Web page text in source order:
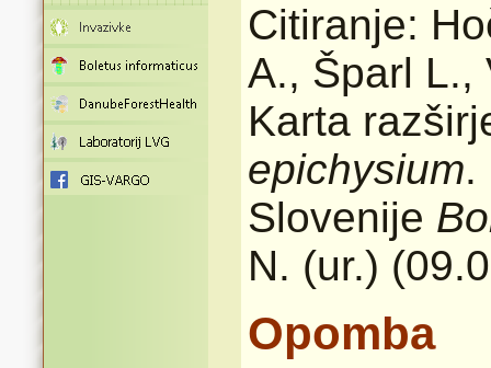
Citiranje:
A., Šparl L.,
Karta
epichysium.
Slovenije
N. (ur.)
Opomba